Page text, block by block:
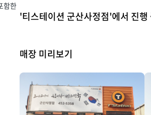
함한
'티스테이션 군산사정점'에서 진행
매장 미리보기